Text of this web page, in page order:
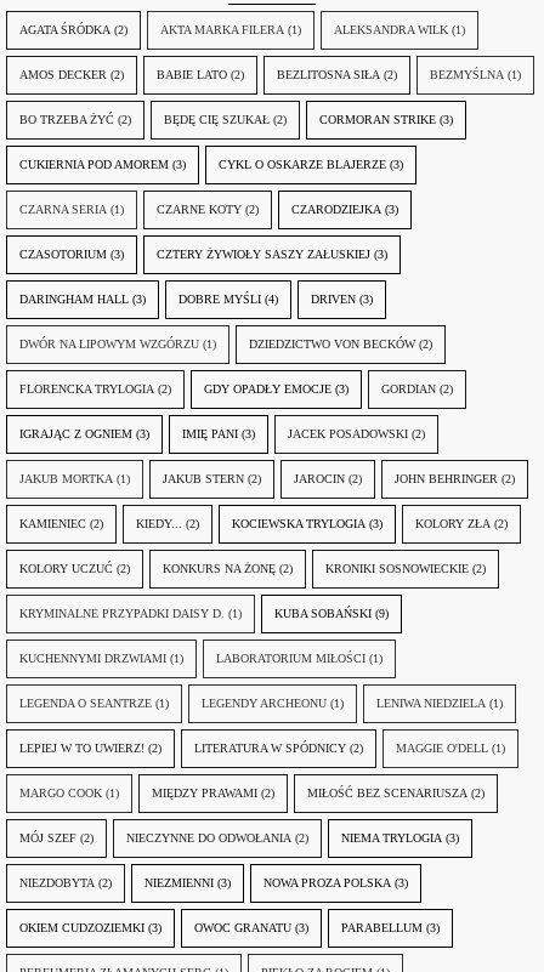
AGATA ŚRÓDKA (2) AKTA MARKA FILERA (1) ALEKSANDRA WILK (1)
AMOS DECKER (2) BABIE LATO (2) BEZLITOSNA SIŁA (2) BEZMYŚLNA (1)
BO TRZEBA ŻYĆ (2) BĘDĘ CIĘ SZUKAŁ (2) CORMORAN STRIKE (3)
CUKIERNIA POD AMOREM (3) CYKL O OSKARZE BLAJERZE (3)
CZARNA SERIA (1) CZARNE KOTY (2) CZARODZIEJKA (3)
CZASOTORIUM (3) CZTERY ŻYWIOŁY SASZY ZAŁUSKIEJ (3)
DARINGHAM HALL (3) DOBRE MYŚLI (4) DRIVEN (3)
DWÓR NA LIPOWYM WZGÓRZU (1) DZIEDZICTWO VON BECKÓW (2)
FLORENCKA TRYLOGIA (2) GDY OPADŁY EMOCJE (3) GORDIAN (2)
IGRAJĄC Z OGNIEM (3) IMIĘ PANI (3) JACEK POSADOWSKI (2)
JAKUB MORTKA (1) JAKUB STERN (2) JAROCIN (2) JOHN BEHRINGER (2)
KAMIENIEC (2) KIEDY... (2) KOCIEWSKA TRYLOGIA (3) KOLORY ZŁA (2)
KOLORY UCZUĆ (2) KONKURS NA ŻONĘ (2) KRONIKI SOSNOWIECKIE (2)
KRYMINALNE PRZYPADKI DAISY D. (1) KUBA SOBAŃSKI (9)
KUCHENNYMI DRZWIAMI (1) LABORATORIUM MIŁOŚCI (1)
LEGENDA O SEANTRZE (1) LEGENDY ARCHEONU (1) LENIWA NIEDZIELA (1)
LEPIEJ W TO UWIERZ! (2) LITERATURA W SPÓDNICY (2) MAGGIE O'DELL (1)
MARGO COOK (1) MIĘDZY PRAWAMI (2) MIŁOŚĆ BEZ SCENARIUSZA (2)
MÓJ SZEF (2) NIECZYNNE DO ODWOŁANIA (2) NIEMA TRYLOGIA (3)
NIEZDOBYTA (2) NIEZMIENNI (3) NOWA PROZA POLSKA (3)
OKIEM CUDZOZIEMKI (3) OWOC GRANATU (3) PARABELLUM (3)